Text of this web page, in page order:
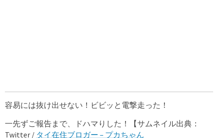
容易には抜け出せない！ビビッと電撃走った！
一先ずご報告まで、ドハマりした！【サムネイル出典：
Twitter / タイ在住ブロガー – プカちゃん